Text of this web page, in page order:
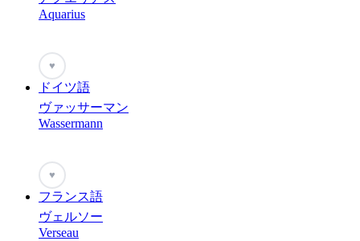
Aquarius
♥
ドイツ語
ヴァッサーマン
Wassermann
♥
フランス語
ヴェルソー
Verseau